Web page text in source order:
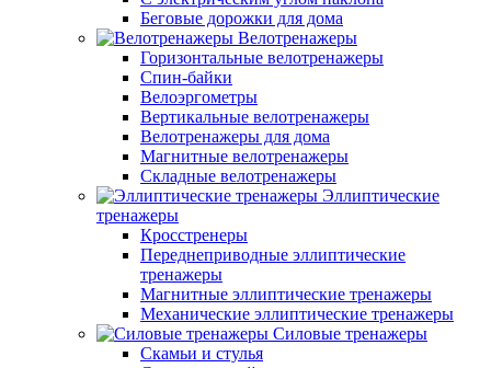
Беговые дорожки для дома
Велотренажеры
Горизонтальные велотренажеры
Спин-байки
Велоэргометры
Вертикальные велотренажеры
Велотренажеры для дома
Магнитные велотренажеры
Складные велотренажеры
Эллиптические
тренажеры
Кросстренеры
Переднеприводные эллиптические
тренажеры
Магнитные эллиптические тренажеры
Механические эллиптические тренажеры
Силовые тренажеры
Скамьи и стулья